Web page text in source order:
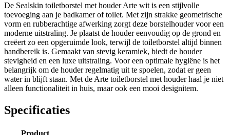
De Sealskin toiletborstel met houder Arte wit is een stijlvolle
toevoeging aan je badkamer of toilet. Met zijn strakke geometrische
vorm en rubberachtige afwerking zorgt deze borstelhouder voor een
moderne uitstraling. Je plaatst de houder eenvoudig op de grond en
creëert zo een opgeruimde look, terwijl de toiletborstel altijd binnen
handbereik is. Gemaakt van stevig keramiek, biedt de houder
stevigheid en een luxe uitstraling. Voor een optimale hygiëne is het
belangrijk om de houder regelmatig uit te spoelen, zodat er geen
water in blijft staan. Met de Arte toiletborstel met houder haal je niet
alleen functionaliteit in huis, maar ook een mooi designitem.
Specificaties
Product